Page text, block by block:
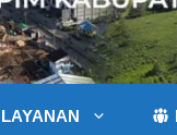
LAYANAN